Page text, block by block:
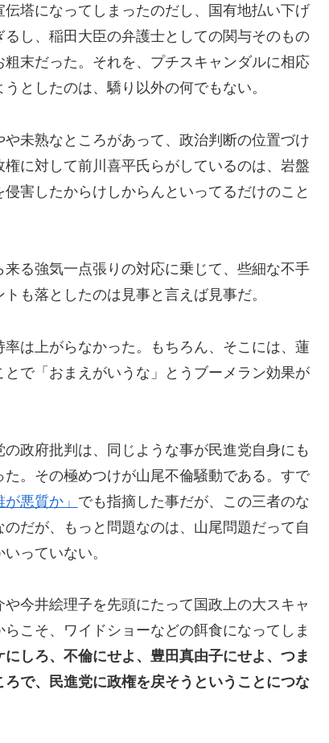
塔になってしまったのだし、国有地払い下げ
し、稲田大臣の弁護士としての関与そのもの
末だった。それを、プチスキャンダルに相応
としたのは、驕り以外の何でもない。
未熟なところがあって、政治判断の位置づけ
に対して前川喜平氏らがしているのは、岩盤
害したからけしからんといってるだけのこと
る強気一点張りの対応に乗じて、些細な不手
も落としたのは見事と言えば見事だ。
は上がらなかった。もちろん、そこには、蓮
で「おまえがいうな」とうブーメラン効果が
政府批判は、同じような事が民進党自身にも
。その極めつけが山尾不倫騒動である。すで
悪質か」 でも指摘した事だが、この三者のな
だが、もっと問題なのは、山尾問題だって自
っていない。
今井絵理子を先頭にたって国政上の大スキャ
こそ、ワイドショーなどの餌食になってしま
にしろ、不倫にせよ、豊田真由子にせよ、つま
で、民進党に政権を戻そうということにつな